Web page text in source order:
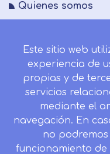
Quienes somos
Blog
Mapa del sitio
Desistir contrato
Este sitio web
experiencia de
propias y de
servicios
mediante el
navegación. En
no
funcionamiento de